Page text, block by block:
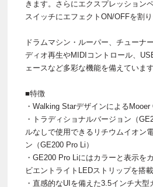
きます。さらにエクスプレッション
スイッチにエフェクトON/OFFを割
ドラムマシン・ルーパー、チューナ
ディオ再生やMIDIコントロール、
ェースなど多彩な機能を備えています
■特徴
・Walking Starデザインによる
・トラディショナルバージョン（
ルなしで使用できるリチウムイオン
ン（GE200 Pro Li）
・GE200 Pro Liにはカラーと表示を
ビエントライトLEDストリップを搭載
・直感的なUIを備えた3.5インチ大型